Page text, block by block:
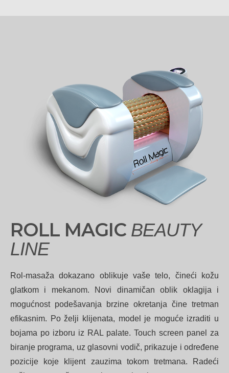
ROLL MAGIC BEAUTY
LINE
Rol-masaža dokazano oblikuje vaše telo, čineći kožu
glatkom i mekanom. Novi dinamičan oblik oklagija i
mogućnost podešavanja brzine okretanja čine tretman
efikasnim. Po želji klijenata, model je moguće izraditi u
bojama po izboru iz RAL palate. Touch screen panel za
biranje programa, uz glasovni vodič, prikazuje i određene
pozicije koje klijent zauzima tokom tretmana. Radeći